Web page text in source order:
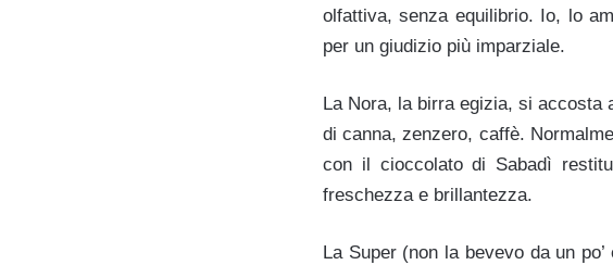
olfattiva, senza equilibrio. Io, lo
per un giudizio più imparziale.
La Nora, la birra egizia, si accosta
di canna, zenzero, caffè.
con il cioccolato di Sabadì
freschezza e brillantezza.
La Super (non la bevevo da un